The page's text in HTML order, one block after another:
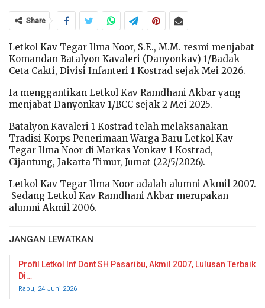
Share
Letkol Kav Tegar Ilma Noor, S.E., M.M. resmi menjabat
Komandan Batalyon Kavaleri (Danyonkav) 1/Badak
Ceta Cakti, Divisi Infanteri 1 Kostrad sejak Mei 2026.
Ia menggantikan Letkol Kav Ramdhani Akbar yang
menjabat Danyonkav 1/BCC sejak 2 Mei 2025.
Batalyon Kavaleri 1 Kostrad telah melaksanakan
Tradisi Korps Penerimaan Warga Baru Letkol Kav
Tegar Ilma Noor di Markas Yonkav 1 Kostrad,
Cijantung, Jakarta Timur, Jumat (22/5/2026).
Letkol Kav Tegar Ilma Noor adalah alumni Akmil 2007.
Sedang Letkol Kav Ramdhani Akbar merupakan
alumni Akmil 2006.
JANGAN LEWATKAN
Profil Letkol Inf Dont SH Pasaribu, Akmil 2007, Lulusan Terbaik
Di…
Rabu, 24 Juni 2026